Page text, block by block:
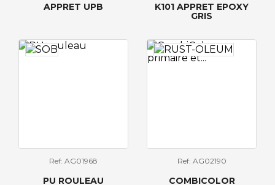
APPRET UPB
K101 APPRET EPOXY
GRIS
Ref: AG01968
PU ROULEAU
Ref: AG02190
COMBICOLOR